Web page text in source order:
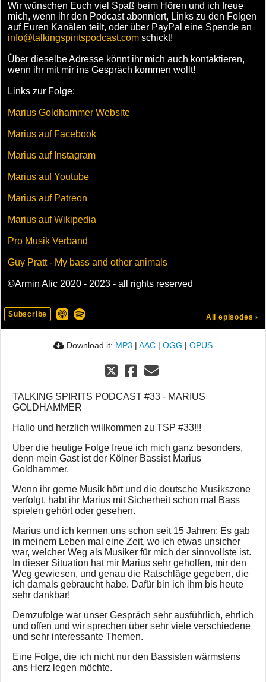
Wir wünschen Euch viel Spaß beim Hören und ich freue
mich, wenn ihr den Podcast abonniert, Links zu den Folgen
auf Euren Kanälen teilt, oder über PayPal eine Spende an
info@talkingspiritspodcast.com schickt!
Über dieselbe Adresse könnt ihr mich auch kontaktieren,
wenn ihr mit mir ins Gespräch kommen wollt!
Links zur Folge:
Marius Goldhammer Website
Marius auf Facebook
Marius auf Instagram
Marius auf Youtube
Marius auf Patreon
Marius auf Wikipedia
Pro Musik Verband
Guy Pratt - My bass and other animals
©Armin Alic 2020 - 2023 - all rights reserved
Subscribe All episodes ›
Download it: MP3 | AAC | OGG | OPUS
TALKING SPIRITS PODCAST #33 - MARIUS
GOLDHAMMER
Hallo und herzlich willkommen zu TSP #33!!!
Über die heutige Folge freue ich mich ganz besonders,
denn mein Gast ist der Kölner Bassist Marius
Goldhammer.
Wenn ihr gerne Musik hört und die deutsche Musikszene
verfolgt, habt ihr Marius mit Sicherheit schon mal Bass
spielen gehört oder gesehen.
Marius und ich kennen uns schon seit 15 Jahren: Es gab
in meinem Leben mal eine Zeit, wo ich etwas unsicher
war, welcher Weg als Musiker für mich der sinnvollste ist.
In dieser Situation hat mir Marius sehr geholfen, mir den
Weg gewiesen, und genau die Ratschläge gegeben, die
ich damals gebraucht habe. Dafür bin ich ihm bis heute
sehr dankbar!
Demzufolge war unser Gespräch sehr ausführlich, ehrlich
und offen und wir sprechen über sehr viele verschiedene
und sehr interessante Themen.
Eine Folge, die ich nicht nur den Bassisten wärmstens
ans Herz legen möchte.